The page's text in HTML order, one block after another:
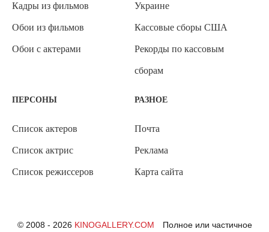
Кадры из фильмов
Обои из фильмов
Обои с актерами
Украине
Кассовые сборы США
Рекорды по кассовым
сборам
ПЕРСОНЫ
Список актеров
Список актрис
Список режиссеров
РАЗНОЕ
Почта
Реклама
Карта сайта
© 2008 - 2026 KINOGALLERY.COM Полное или частичное